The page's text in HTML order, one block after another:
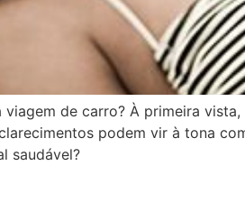
de carro? À primeira
podem vir à tona
saudável?